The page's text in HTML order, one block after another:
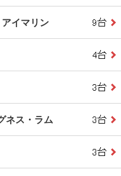
イマリン
ネス・ラム